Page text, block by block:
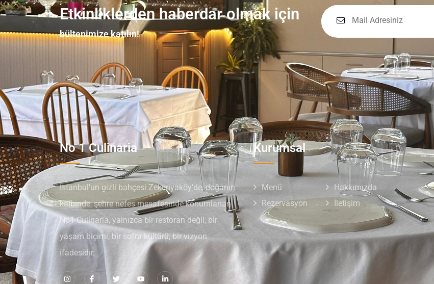
Etkinliklerden haberdar olmak için
bültenimize katılın!
No 1 Culinaria
İstanbul’un gizli bahçesi Zekeriyaköy’de, doğanın
kalbinde, şehre nefes mesafesinde konumlanan
No1 Culinaria, yalnızca bir restoran değil; bir
yaşam biçimi, bir sofra kültürü, bir vizyon
ifadesidir.
Kurumsal
Menü
Hakkımızda
Rezervasyon
İletişim